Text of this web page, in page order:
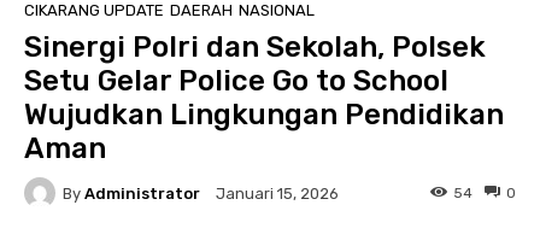
CIKARANG UPDATE DAERAH NASIONAL
Sinergi Polri dan Sekolah, Polsek
Setu Gelar Police Go to School
Wujudkan Lingkungan Pendidikan
Aman
By Administrator Januari 15, 2026 0
54